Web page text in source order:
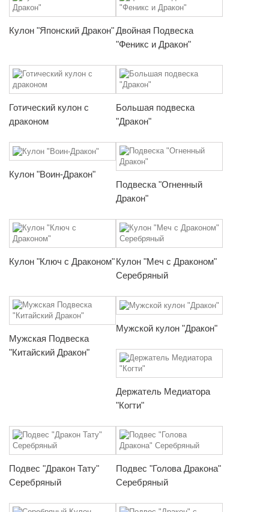
Кулон "Японский Дракон"Двойная Подвеска
"Феникс и Дракон"
Готический кулон с
драконом
Большая подвеска
"Дракон"
Кулон "Воин-Дракон"
Подвеска "Огненный
Дракон"
Кулон "Ключ с Драконом"Кулон "Меч с Драконом"
Серебряный
Мужская Подвеска
"Китайский Дракон"
Мужской кулон "Дракон"
Держатель Медиатора
"Когти"
Подвес "Дракон Тату"
Серебряный
Подвес "Голова Дракона"
Серебряный